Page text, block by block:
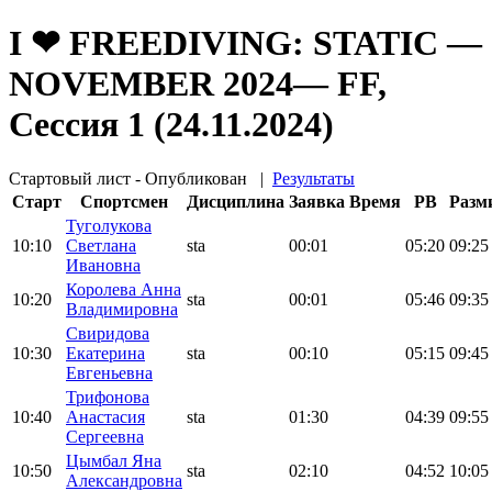
I ❤ FREEDIVING: STATIC —
NOVEMBER 2024— FF,
Сессия 1 (24.11.2024)
Стартовый лист - Опубликован | Результаты
Старт
Спортсмен Дисциплина Заявка Время PB
10:10
Туголукова
Светлана
Ивановна
sta 00:01 05:20 09:25
10:20
Королева Анна
Владимировна
sta 00:01 05:46 09:35
10:30
Свиридова
Екатерина
Евгеньевна
sta 00:10 05:15 09:45
10:40
Трифонова
Анастасия
Сергеевна
sta 01:30 04:39 09:55
10:50
Цымбал Яна
Александровна
sta 02:10 04:52 10:05